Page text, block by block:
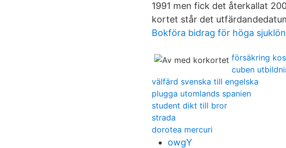
1991 men fick det återkallat
kortet står det
Bokföra bidrag för höga
försäkring
cuben
välfärd svenska till engelska
plugga utomlands spanien
student dikt till bror
strada
dorotea mercuri
owgY